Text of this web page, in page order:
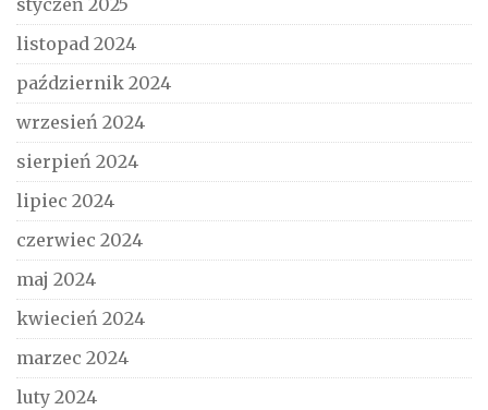
styczeń 2025
listopad 2024
październik 2024
wrzesień 2024
sierpień 2024
lipiec 2024
czerwiec 2024
maj 2024
kwiecień 2024
marzec 2024
luty 2024